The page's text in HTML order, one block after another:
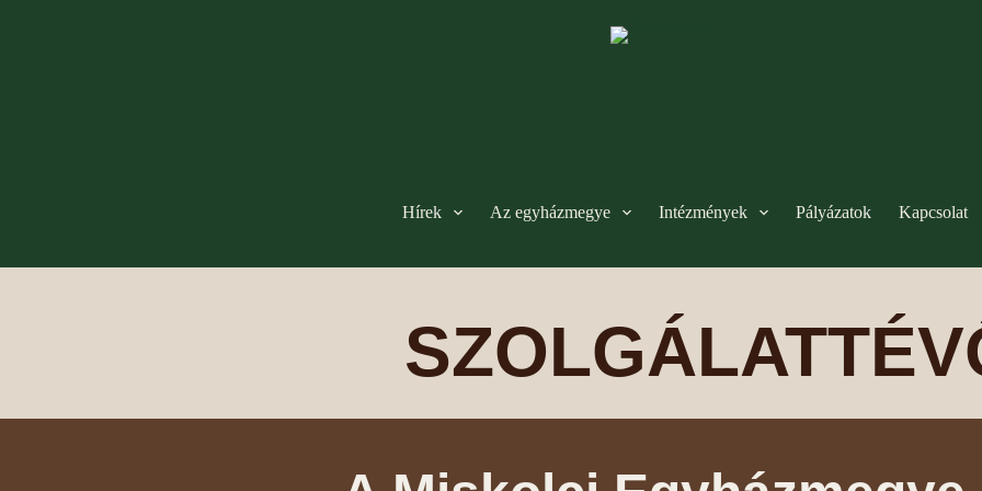
Hírek Az egyházmegye Intézmények Pályázatok Kapcsolat